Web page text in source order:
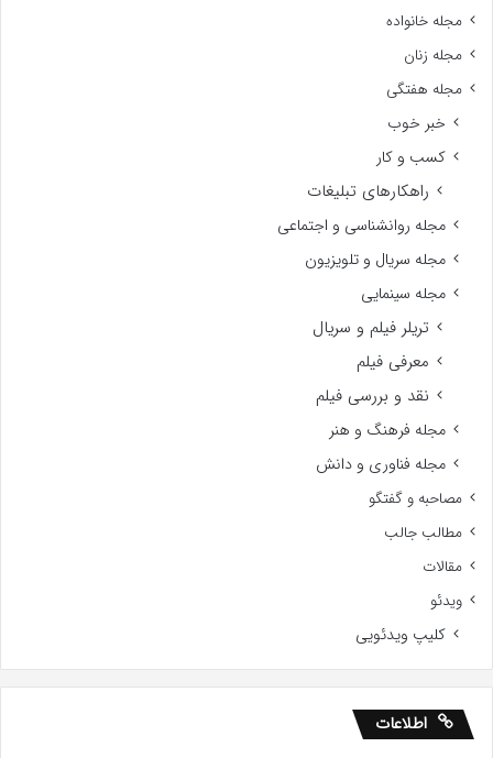
مجله خانواده
مجله زنان
مجله هفتگی
خبر خوب
کسب و کار
راهکارهای تبلیغات
مجله روانشناسی و اجتماعی
مجله سریال و تلویزیون
مجله سینمایی
تریلر فیلم و سریال
معرفی فیلم
نقد و بررسی فیلم
مجله فرهنگ و هنر
مجله فناوری و دانش
مصاحبه و گفتگو
مطالب جالب
مقالات
ویدئو
کلیپ ویدئویی
اطلاعات